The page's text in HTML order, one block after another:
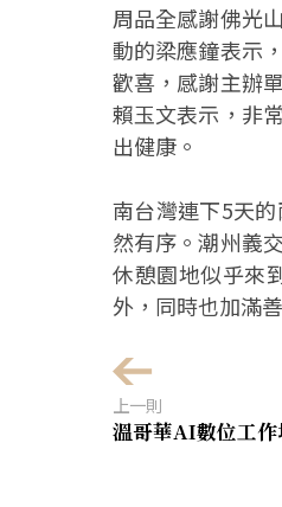
周品全感謝佛光
動的梁應鐘表示
歡喜，感謝主辦
賴玉文表示，非
出健康。
南台灣連下5天
然有序。潮州義
休憩園地似乎來
外，同時也加滿
上一則
溫哥華AI數位工